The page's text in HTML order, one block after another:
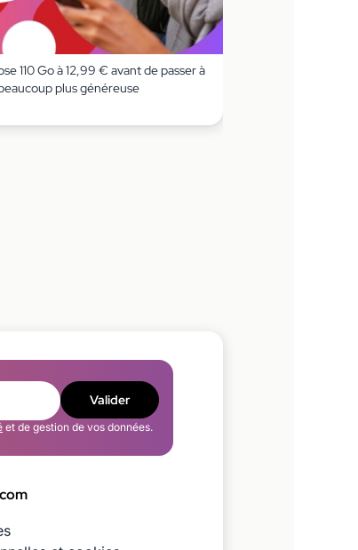
110 Go à 12,99 € avant de passer à
plus généreuse
Valider
et de gestion de vos données.